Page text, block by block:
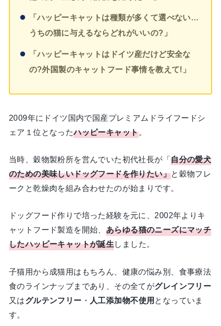
「ハッピーキャットは種類が多くて選べない…
うちの猫に与えるならどれがいいの?」
「ハッピーキャットはドイツ産だけど安全な
の?外国製のキャットフード事情を教えて!」
2009年にドイツ国内で国産プレミアムドライフードシ
ェア１位となったハッピーキャット。
当時、穀物製粉所を営んでいた初代社長が「自分の愛犬
のための美味しいドッグフードを作りたい」と穀物フレ
ークと乾燥肉を組み合わせたのが始まりです。
ドッグフード作りで培った経験を元に、2002年よりキ
ャットフード製造を開始、 あらゆる猫のニーズにマッチ
したハッピーキャットが誕生しました。
子猫用から成猫用はもちろん、健康の悩み別、食事療法
食のラインナップまであり、その全てがグレインフリー
又はグルテンフリー ・ 人工添加物不使用 となっていま
す。